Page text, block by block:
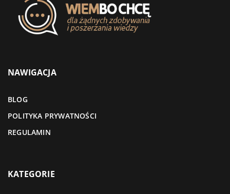
NAWIGACJA
BLOG
POLITYKA PRYWATNOŚCI
REGULAMIN
KATEGORIE